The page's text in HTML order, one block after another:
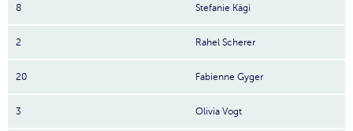
8 Stefanie Kägi
2 Rahel Scherer
20 Fabienne Gyger
3 Olivia Vogt